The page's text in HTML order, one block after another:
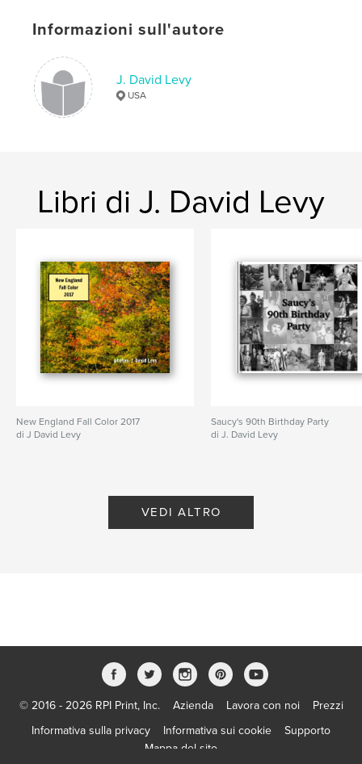
Informazioni sull'autore
J. David Levy
USA
Libri di J. David Levy
New England Fall Color 2017
di J David Levy
Saucy's 90th Birthday Party
di J. David Levy
VEDI ALTRO
© 2016 - 2026 RPI Print, Inc. Azienda Lavora con noi
Prezzi
Informativa sulla privacy
Informativa sui cookie
Supporto
Mappa del sito